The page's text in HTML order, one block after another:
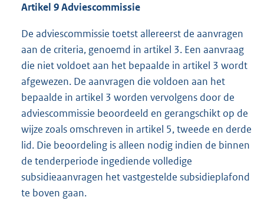
Artikel 9 Adviescommissie
De adviescommissie toetst allereerst de aanvragen
aan de criteria, genoemd in artikel 3. Een aanvraag
die niet voldoet aan het bepaalde in artikel 3 wordt
afgewezen. De aanvragen die voldoen aan het
bepaalde in artikel 3 worden vervolgens door de
adviescommissie beoordeeld en gerangschikt op de
wijze zoals omschreven in artikel 5, tweede en derde
lid. Die beoordeling is alleen nodig indien de binnen
de tenderperiode ingediende volledige
subsidieaanvragen het vastgestelde subsidieplafond
te boven gaan.